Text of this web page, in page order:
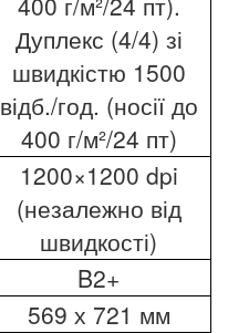
Дуплекс (4/4) зі
швидкістю 1500
відб./год. (носії до
400 г/м²/24 пт)
1200×1200 dpi
(незалежно від
швидкості)
B2+
569 х 721 мм